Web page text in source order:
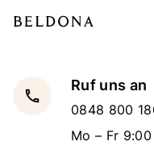
local_phone
Ruf uns an
0848 800
Mo – Fr